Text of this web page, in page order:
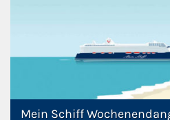
Mein Schiff